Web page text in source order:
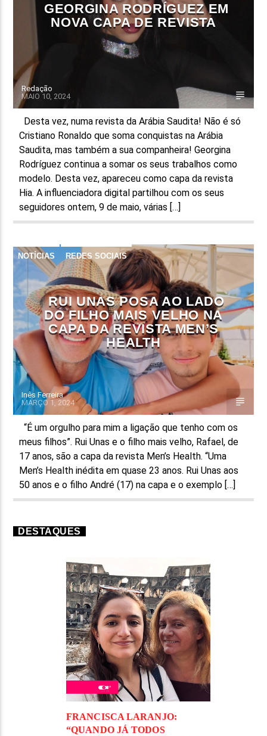
GEORGINA RODRÍGUEZ EM
NOVA CAPA DE REVISTA
Redação
MAIO 10, 2024
Desta vez, numa revista da Arábia Saudita! Não é só
Cristiano Ronaldo que soma conquistas na Arábia
Saudita, mas também a sua companheira! Georgina
Rodríguez continua a somar os seus trabalhos como
modelo. Desta vez, apareceu como capa da revista
Hia. A influenciadora digital partilhou com os seus
seguidores ontem, 9 de maio, várias […]
NOTÍCIAS REDES SOCIAIS
RUI UNAS POSA AO LADO
DO FILHO MAIS VELHO NA
CAPA DA REVISTA MEN’S
HEALTH
Inês Ferreira
MARÇO 1, 2024
“É um orgulho para mim a ligação que tenho com os
meus filhos”. Rui Unas e o filho mais velho, Rafael, de
17 anos, são a capa da revista Men’s Health. “Uma
Men’s Health inédita em quase 23 anos. Rui Unas aos
50 anos e o filho André (17) na capa e o exemplo […]
DESTAQUES
FRANCISCA LARANJO:
“QUANDO JÁ TODOS